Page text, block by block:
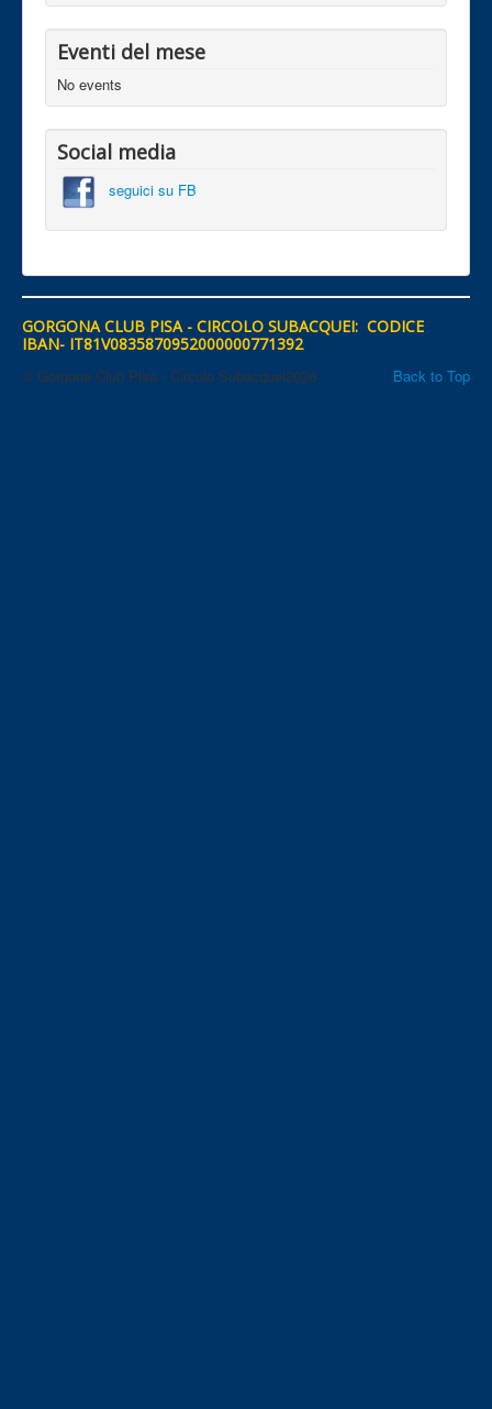
Eventi del mese
No events
Social media
seguici su FB
GORGONA CLUB PISA - CIRCOLO SUBACQUEI: CODICE
IBAN- IT81V0835870952000000771392
Back to Top
© Gorgona Club Pisa - Circolo Subacquei2026